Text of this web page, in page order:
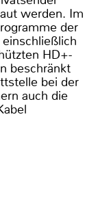
werden. Im
der
HD+-
beschränkt
bei der
auch die